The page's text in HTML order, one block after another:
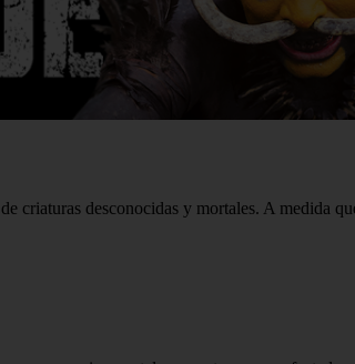
criaturas desconocidas y mortales. A medida